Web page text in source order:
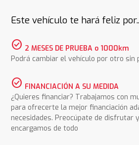
Este vehículo te hará feliz
check_circle 2 MESES DE PRUEBA o 1000km
Podrá cambiar el vehículo por otro sin
check_circle FINANCIACIÓN A SU MEDIDA
¿Quieres financiar? Trabajamos con
para ofrecerte la mejor financiación
necesidades. Preocúpate de disfrutar
encargamos de todo